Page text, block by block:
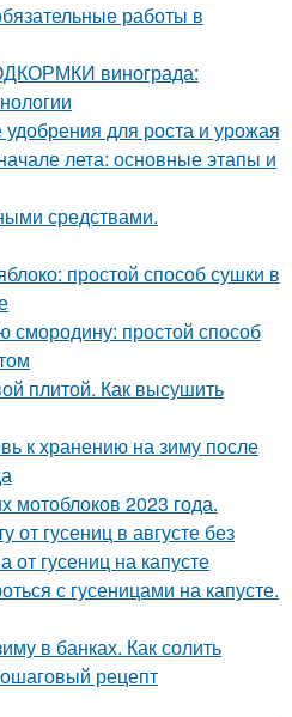
работы в
винограда:
для роста и урожая
лета: основные этапы и
средствами.
простой способ сушки в
смородину: простой способ
плитой. Как высушить
к хранению на зиму после
мотоблоков 2023 года.
от гусениц в августе без
гусениц на капусте
с гусеницами на капусте.
в банках. Как солить
рецепт